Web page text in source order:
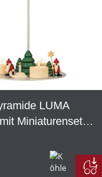
LUMA
Miniaturenset 2